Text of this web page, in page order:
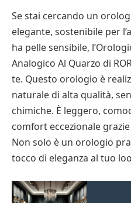
Se stai cercando un
elegante, sostenibile per
ha pelle sensibile,
Analogico Al Quarzo di
te. Questo orologio è
naturale di alta qualità,
chimiche. È leggero,
comfort eccezionale
Non solo è un orologio
tocco di eleganza al tuo